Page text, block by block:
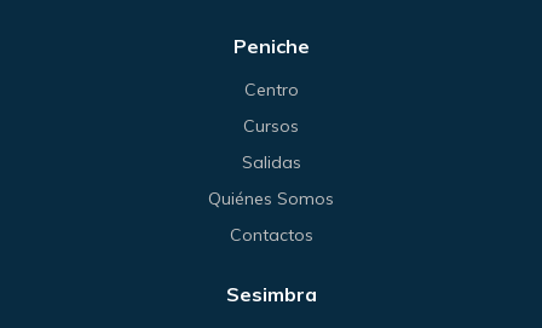
Peniche
Centro
Cursos
Salidas
Quiénes Somos
Contactos
Sesimbra